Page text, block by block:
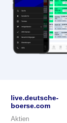
live.deutsche-
boerse.com
Aktien